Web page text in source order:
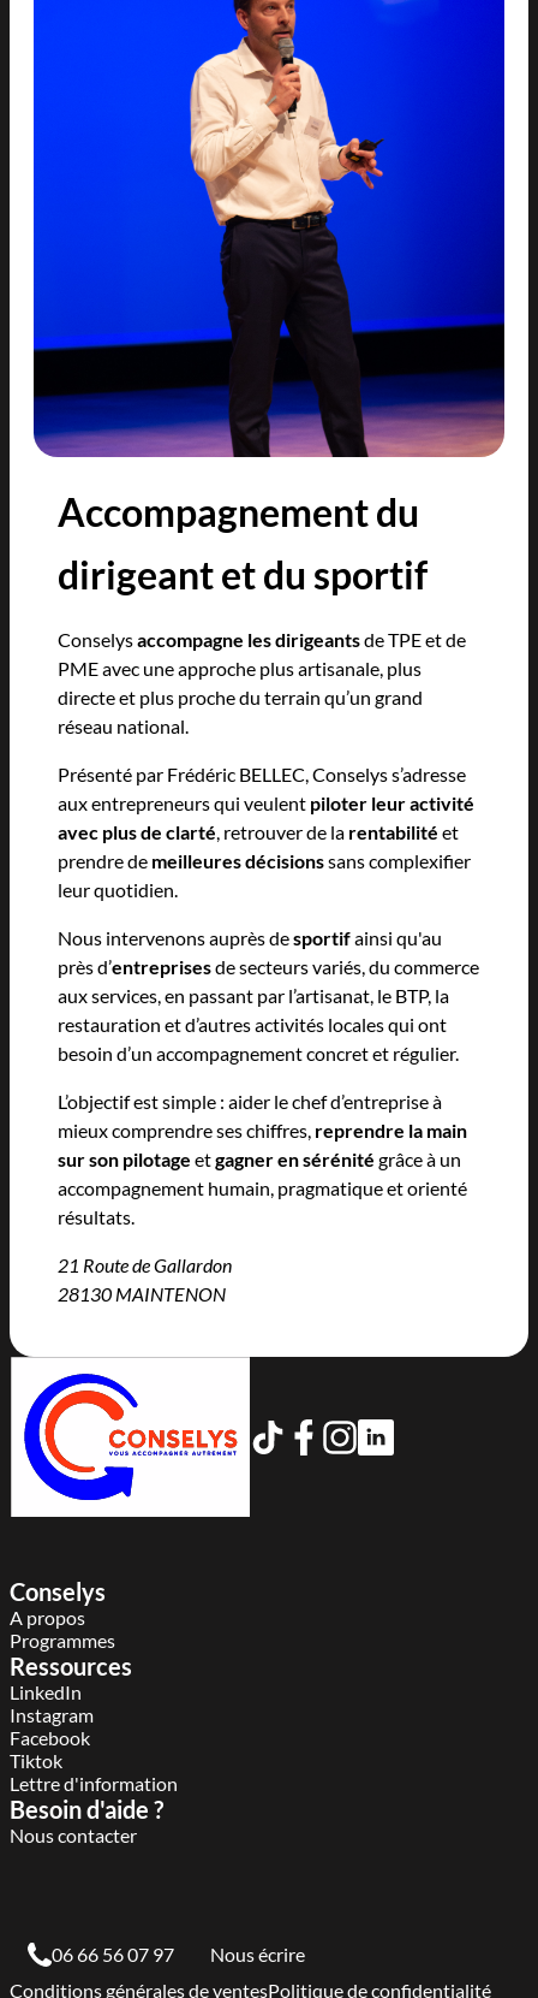
Accompagnement du
dirigeant et du sportif
Conselysaccompagne les dirigeantsde TPE et de
PME avec une approche plus artisanale, plus
directe et plus proche du terrain qu’un grand
réseau national.
Présenté par Frédéric BELLEC, Conselys s’adresse
aux entrepreneurs qui veulent piloter leur activité
avec plus de clarté, retrouver de la rentabilité et
prendre de meilleures décisionssans complexifier
leur quotidien.
Nous intervenons auprès desportifainsi qu'au
près d’entreprisesde secteurs variés, du commerce
aux services, en passant par l’artisanat, le BTP, la
restauration et d’autres activités locales qui ont
besoin d’un accompagnement concret et régulier.
L’objectif est simple : aider le chef d’entreprise à
mieux comprendre ses chiffres, reprendre la main
sur son pilotage etgagner en sérénité grâce à un
accompagnement humain, pragmatique et orienté
résultats.
21 Route de Gallardon
28130 MAINTENON
Conselys
A propos
Programmes
Ressources
LinkedIn
Instagram
Facebook
Tiktok
Lettre d'information
Besoin d'aide ?
Nous contacter
06 66 56 07 97
Nous écrire
Conditions générales de ventesPolitique de confidentialité